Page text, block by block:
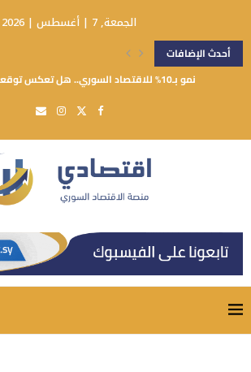
الجمعة, 7 | أغسطس | 2026
أحدث الإضافات
نمو بـ10% للاقتصاد السوري.. هل تعكس توقعات صندوق النقد الواقع؟